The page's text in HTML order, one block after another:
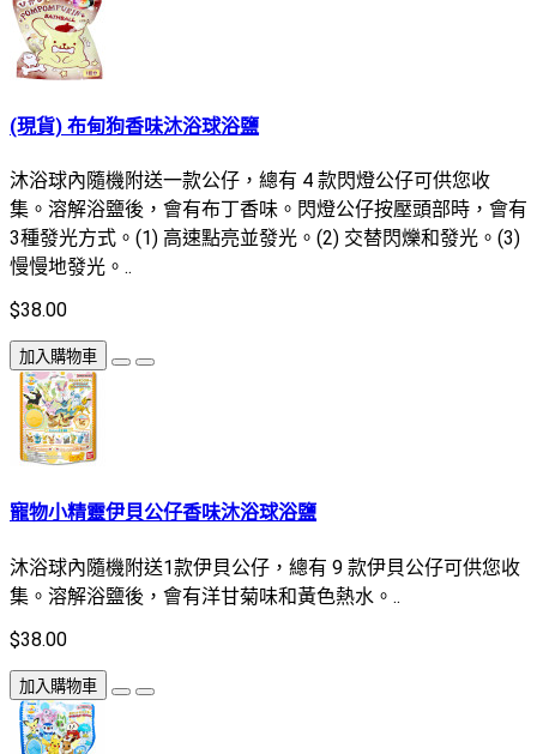
(現貨) 布甸狗香味沐浴球浴鹽
沐浴球內隨機附送一款公仔，總有 4 款閃燈公仔可供您收
集。溶解浴鹽後，會有布丁香味。閃燈公仔按壓頭部時，會有
3種發光方式。(1) 高速點亮並發光。(2) 交替閃爍和發光。(3)
慢慢地發光。..
$38.00
加入購物車
寵物小精靈伊貝公仔香味沐浴球浴鹽
沐浴球內隨機附送1款伊貝公仔，總有 9 款伊貝公仔可供您收
集。溶解浴鹽後，會有洋甘菊味和黃色熱水。..
$38.00
加入購物車